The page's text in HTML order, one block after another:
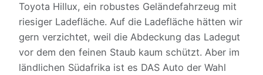
Toyota Hillux, ein robustes Geländefahrzeug mit
riesiger Ladefläche. Auf die Ladefläche hätten wir
gern verzichtet, weil die Abdeckung das Ladegut
vor dem den feinen Staub kaum schützt. Aber im
ländlichen Südafrika ist es DAS Auto der Wahl